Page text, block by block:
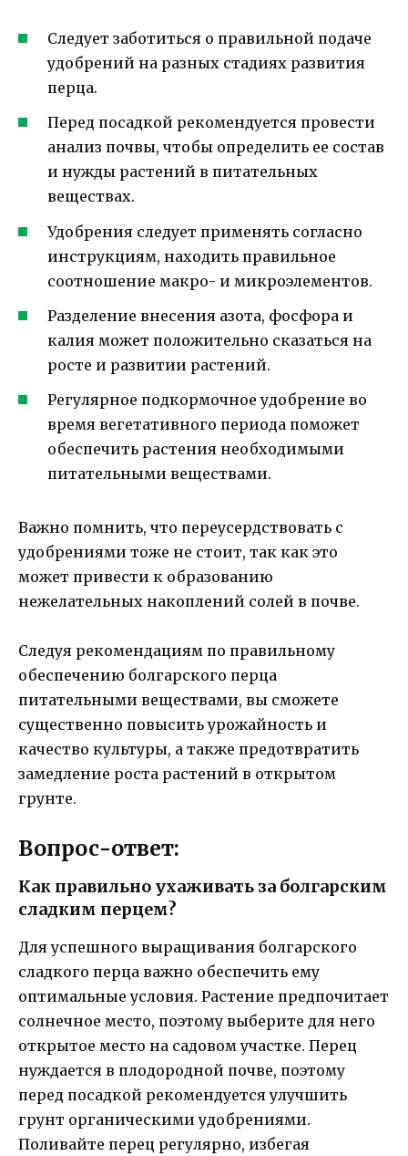
Следует заботиться о правильной подаче
удобрений на разных стадиях развития
перца.
Перед посадкой рекомендуется провести
анализ почвы, чтобы определить ее состав
и нужды растений в питательных
веществах.
Удобрения следует применять согласно
инструкциям, находить правильное
соотношение макро- и микроэлементов.
Разделение внесения азота, фосфора и
калия может положительно сказаться на
росте и развитии растений.
Регулярное подкормочное удобрение во
время вегетативного периода поможет
обеспечить растения необходимыми
питательными веществами.
Важно помнить, что переусердствовать с
удобрениями тоже не стоит, так как это
может привести к образованию
нежелательных накоплений солей в почве.
Следуя рекомендациям по правильному
обеспечению болгарского перца
питательными веществами, вы сможете
существенно повысить урожайность и
качество культуры, а также предотвратить
замедление роста растений в открытом
грунте.
Вопрос-ответ:
Как правильно ухаживать за болгарским
сладким перцем?
Для успешного выращивания болгарского
сладкого перца важно обеспечить ему
оптимальные условия. Растение предпочитает
солнечное место, поэтому выберите для него
открытое место на садовом участке. Перец
нуждается в плодородной почве, поэтому
перед посадкой рекомендуется улучшить
грунт органическими удобрениями.
Поливайте перец регулярно, избегая